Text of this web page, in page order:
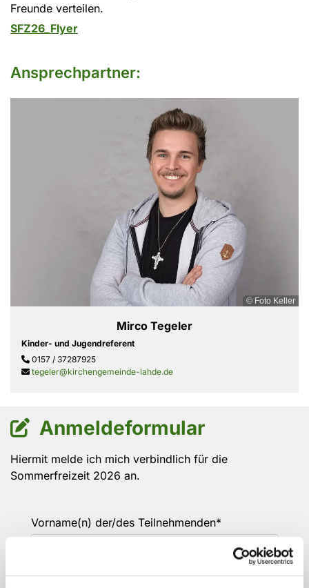
Freunde verteilen.
SFZ26_Flyer
Ansprechpartner:
© Foto Keller
Mirco Tegeler
Kinder- und Jugendreferent
 0157 / 37287925
 tegeler@kirchengemeinde-lahde.de
 Anmeldeformular
Hiermit melde ich mich verbindlich für die
Sommerfreizeit 2026 an.
Vorname(n) der/des Teilnehmenden*